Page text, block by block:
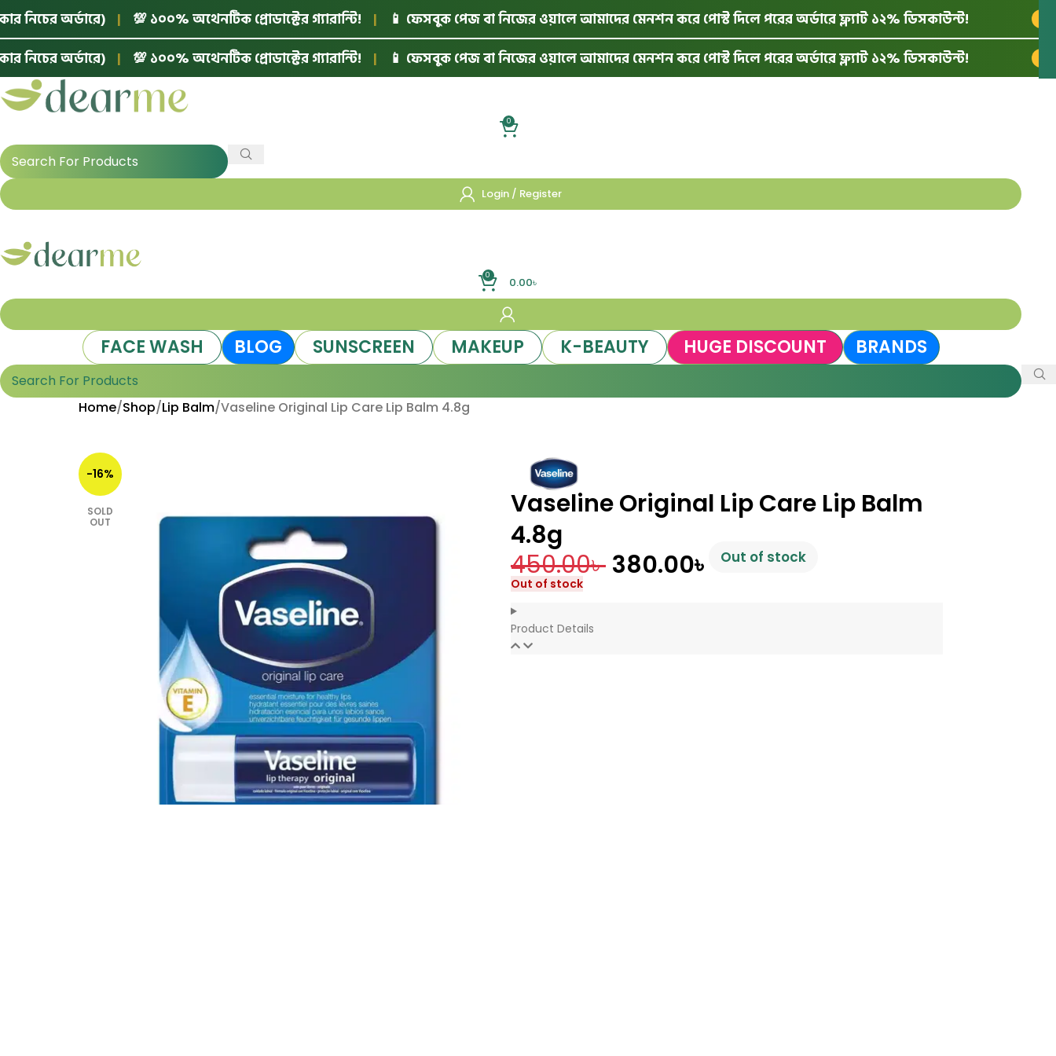
অর্ডারে) | 💯 ১০০% অথেনটিক প্রোডাক্টের গ্যারান্টি! | 📱 ফেসবুক পেজ বা নিজের ওয়ালে আমাদের মেনশন করে পোস্ট দিলে পরের অর্ডারে ফ্ল্যাট ১২% ডিসকাউন্ট! 🎉
অর্ডারে) | 💯 ১০০% অথেনটিক প্রোডাক্টের গ্যারান্টি! | 📱 ফেসবুক পেজ বা নিজের ওয়ালে আমাদের মেনশন করে পোস্ট দিলে পরের অর্ডারে ফ্ল্যাট ১২% ডিসকাউন্ট! 🎉
0
Login / Register
0
0.00৳
FACE WASH BLOG SUNSCREEN MAKEUP K-BEAUTY HUGE DISCOUNT BRANDS
Home Shop Lip Balm Vaseline Original Lip Care Lip Balm 4.8g
-16%
SOLD
OUT
Vaseline Original Lip Care Lip Balm
4.8g
450.00৳ 380.00৳ Out of stock
Out of stock
Product Details